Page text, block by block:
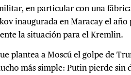
en particular con una
inaugurada en Maracay el año
la situación para el Kremlin.
plantea a Moscú el golpe de
más simple: Putin pierde sin